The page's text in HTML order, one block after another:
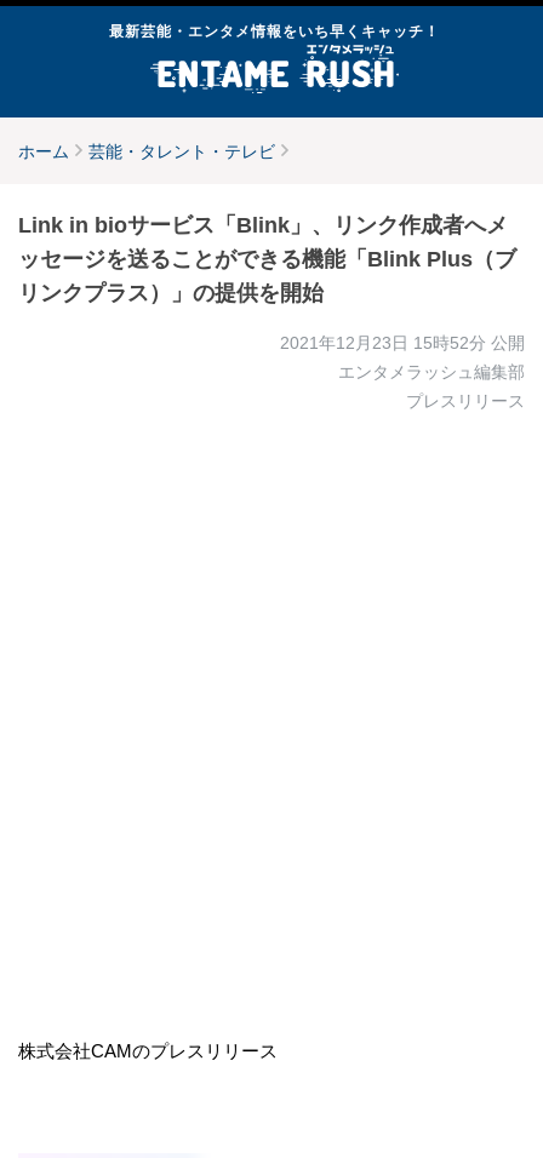
最新芸能・エンタメ情報をいち早くキャッチ！
ホーム 芸能・タレント・テレビ
Link in bioサービス「Blink」、リンク作成者へメ
ッセージを送ることができる機能「Blink Plus（ブ
リンクプラス）」の提供を開始
2021年12月23日 15時52分 公開
エンタメラッシュ編集部
プレスリリース
株式会社CAMのプレスリリース